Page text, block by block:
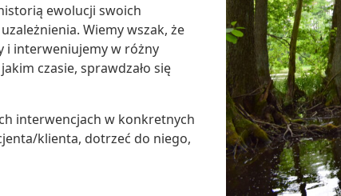
ewolucji swoich
Wiemy wszak, że
i interweniujemy w różny
czasie, sprawdzało się
interwencjach w konkretnych
klienta, dotrzeć do niego,